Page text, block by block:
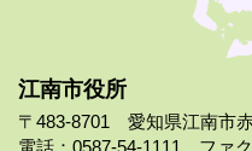
江南市役所
〒483-8701 愛知県江南市
電話：0587-54-1111 ファ